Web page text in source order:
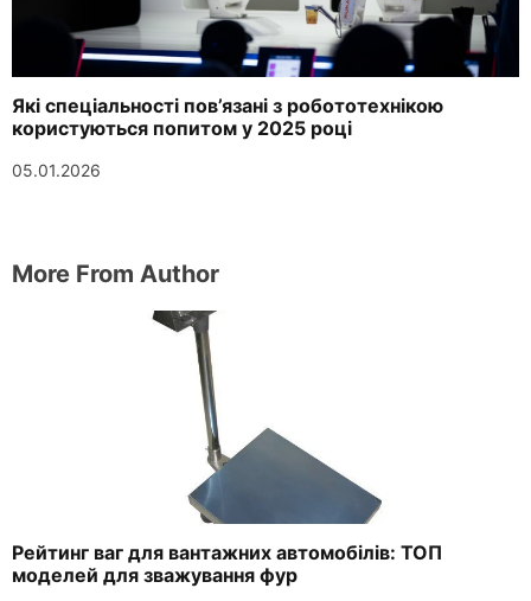
Які спеціальності пов’язані з робототехнікою
користуються попитом у 2025 році
05.01.2026
More From Author
Рейтинг ваг для вантажних автомобілів: ТОП
моделей для зважування фур